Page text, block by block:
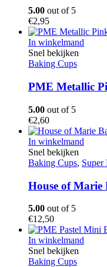
5.00 out of 5
€2,95
In winkelmand
Snel bekijken
Baking Cups
PME Metallic
5.00 out of 5
€2,60
In winkelmand
Snel bekijken
Baking Cups, Super
House of
5.00 out of 5
€12,50
In winkelmand
Snel bekijken
Baking Cups